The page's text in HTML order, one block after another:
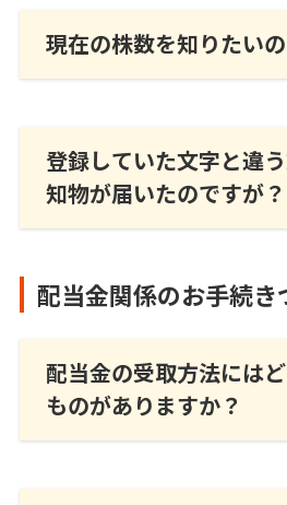
現在の株数を知りたい
登録していた文字と違
知物が届いたのですが？
配当金関係のお手続き
配当金の受取方法には
ものがありますか？